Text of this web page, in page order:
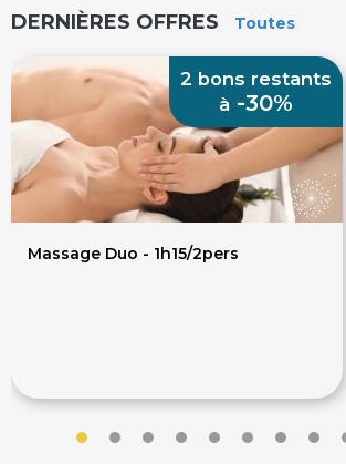
Soins Anti-âge
Sophrologie
DERNIÈRES OFFRES Toutes
Massage Duo - 1h15/2pers
2 bons restants
à -30%